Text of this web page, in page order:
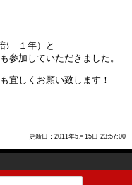
１年）と
加していただきました。
宜しくお願い致します！
更新日：2011年5月15日 23:57:00